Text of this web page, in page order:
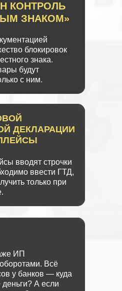
ДЕКЛАРАЦИИ
вводят строчки
ввести ГТД,
только при
блокировок
знака.
будут
с ним.
КОНТРОЛЬ
ЗНАКОМ»
ИП
Всё
у банков — куда
А если